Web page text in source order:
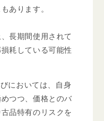
あります。
長期間使用されて
耗している可能性
においては、自身
つつ、価格とのバ
品特有のリスクを